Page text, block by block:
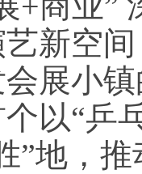
新空
展小
以“乒
地，推